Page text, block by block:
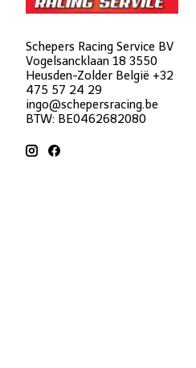
Schepers Racing Service BV
Vogelsancklaan 18 3550
Heusden-Zolder België +32
475 57 24 29
ingo@schepersracing.be
BTW: BE0462682080